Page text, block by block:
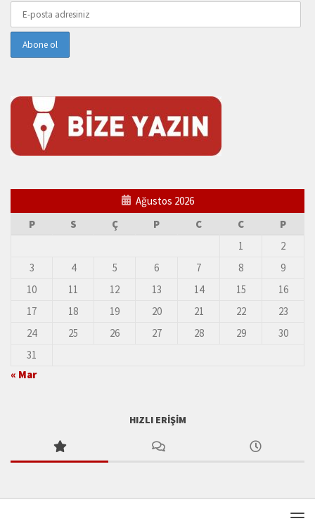
Ağustos 2026
P
S Ç P C C
P
1
2
3
4 5 6 7 8
9
10
11 12 13 14 15
16
17
18 19 20 21 22
23
24
25 26 27 28 29
30
31
« Mar
HIZLI ERIŞIM